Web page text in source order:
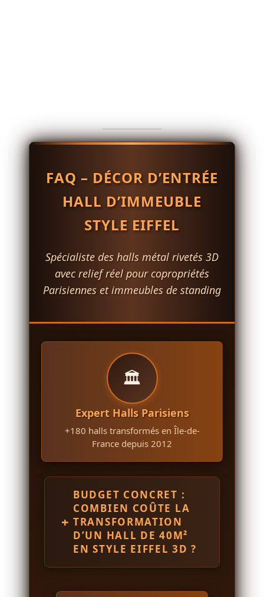
FAQ – DÉCOR D’ENTRÉE
HALL D’IMMEUBLE
STYLE EIFFEL
Spécialiste des halls métal rivetés 3D
avec relief réel pour copropriétés
Parisiennes et immeubles de standing
🏛️
Expert Halls Parisiens
+180 halls transformés en Île-de-
France depuis 2012
+
BUDGET CONCRET :
COMBIEN COÛTE LA
TRANSFORMATION
D’UN HALL DE 40M²
EN STYLE EIFFEL 3D ?
de prestation :